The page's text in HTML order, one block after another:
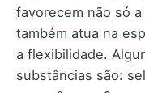
favorecem não só
também atua na
a flexibilidade.
substâncias são: